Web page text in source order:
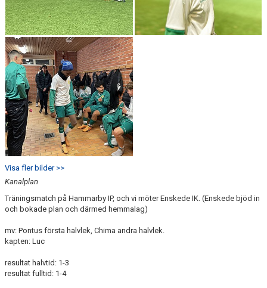
Visa fler bilder >>
Kanalplan
Träningsmatch på Hammarby IP, och vi möter Enskede IK. (Enskede bjöd in
och bokade plan och därmed hemmalag)
mv: Pontus första halvlek, Chima andra halvlek.
kapten: Luc
resultat halvtid: 1-3
resultat fulltid: 1-4